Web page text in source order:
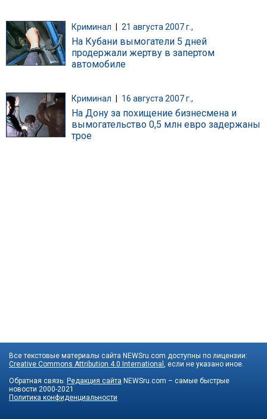
Криминал 21 августа 2007 г.,
На Кубани вымогатели 5 дней
продержали жертву в запертом
автомобиле
Криминал | 16 августа 2007 г.,
На Дону за похищение бизнесмена и
вымогательство 0,5 млн евро задержаны
трое
Все текстовые материалы сайта NEWSru.com доступны по лицензии:
Creative Commons Attribution 4.0 International , если не указано иное.
Обратная связь: Редакция сайта NEWSru.com – самые быстрые
новости 2000-2021
Политика конфиденциальности